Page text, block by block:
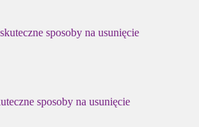
sposoby na usunięcie
sposoby na usunięcie